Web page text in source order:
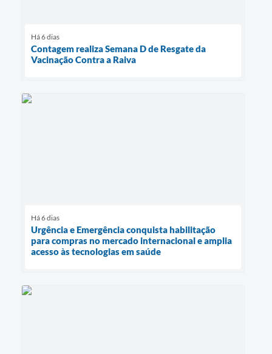
Há 6 dias
Contagem realiza Semana D de Resgate da
Vacinação Contra a Raiva
Há 6 dias
Urgência e Emergência conquista habilitação
para compras no mercado internacional e amplia
acesso às tecnologias em saúde